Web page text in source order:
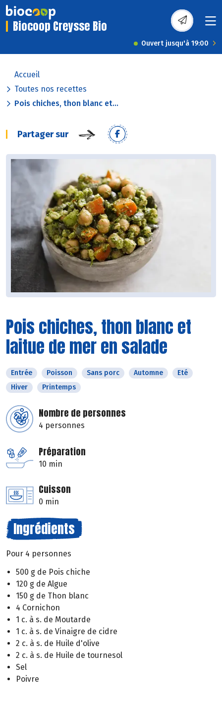
Biocoop Creysse Bio
Ouvert jusqu'à 19:00
Accueil
Toutes nos recettes
Pois chiches, thon blanc et...
Partager sur
Pois chiches, thon blanc et
laitue de mer en salade
Entrée Poisson Sans porc Automne
Eté
Hiver
Printemps
Nombre de personnes
4 personnes
Préparation
10 min
Cuisson
0 min
Ingrédients
Pour 4 personnes
500 g de Pois chiche
120 g de Algue
150 g de Thon blanc
4 Cornichon
1 c. à s. de Moutarde
1 c. à s. de Vinaigre de cidre
2 c. à s. de Huile d'olive
2 c. à s. de Huile de tournesol
Sel
Poivre